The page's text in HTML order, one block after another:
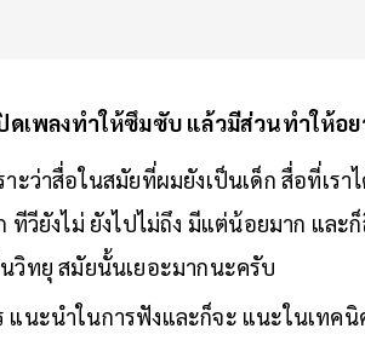
เพลงทำให้ซึมซับ แล้วมีส่วนทำให้อย
ะว่าสื่อในสมัยที่ผมยังเป็นเด็ก สื่อที่เรา
วียังไม่ ยังไปไม่ถึง มีแต่น้อยมาก และ
วิทยุ สมัยนั้นเยอะมากนะครับ
นะนำในการฟังและก็จะ แนะในเทคนิ